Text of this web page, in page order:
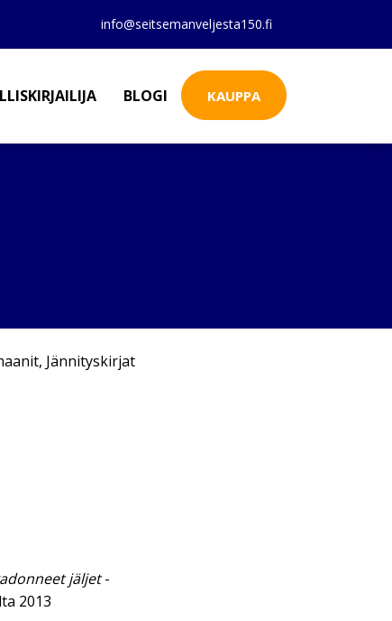
info@seitsemanveljesta150.fi
BLOGI KAUPPA
, Jännityskirjat
jäljet-
2013